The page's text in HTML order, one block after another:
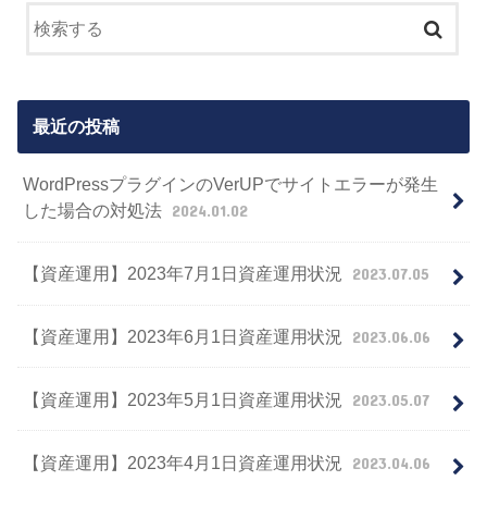
最近の投稿
WordPressプラグインのVerUPでサイトエラーが発生
した場合の対処法 2024.01.02
【資産運用】2023年7月1日資産運用状況 2023.07.05
【資産運用】2023年6月1日資産運用状況 2023.06.06
【資産運用】2023年5月1日資産運用状況 2023.05.07
【資産運用】2023年4月1日資産運用状況 2023.04.06